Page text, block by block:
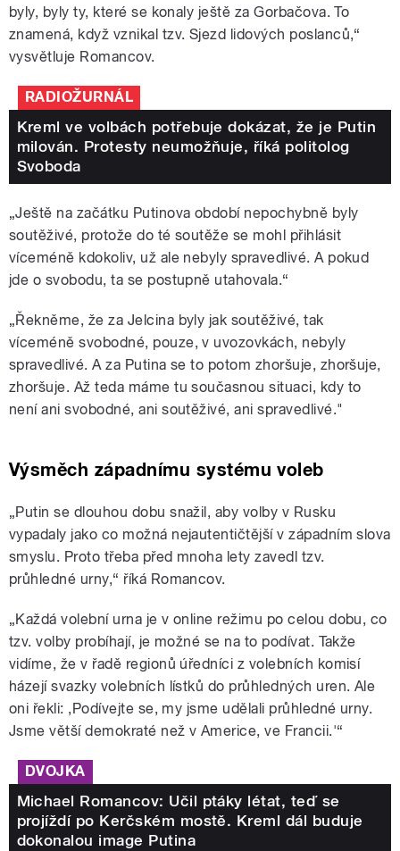
byly, byly ty, které se konaly ještě za Gorbačova. To
znamená, když vznikal tzv. Sjezd lidových poslanců,“
vysvětluje Romancov.
RADIOŽURNÁL
Kreml ve volbách potřebuje dokázat, že je Putin
milován. Protesty neumožňuje, říká politolog
Svoboda
„Ještě na začátku Putinova období nepochybně byly
soutěživé, protože do té soutěže se mohl přihlásit
víceméně kdokoliv, už ale nebyly spravedlivé. A pokud
jde o svobodu, ta se postupně utahovala.“
„Řekněme, že za Jelcina byly jak soutěživé, tak
víceméně svobodné, pouze, v uvozovkách, nebyly
spravedlivé. A za Putina se to potom zhoršuje, zhoršuje,
zhoršuje. Až teda máme tu současnou situaci, kdy to
není ani svobodné, ani soutěživé, ani spravedlivé."
Výsměch západnímu systému voleb
„Putin se dlouhou dobu snažil, aby volby v Rusku
vypadaly jako co možná nejautentičtější v západním slova
smyslu. Proto třeba před mnoha lety zavedl tzv.
průhledné urny,“ říká Romancov.
„Každá volební urna je v online režimu po celou dobu, co
tzv. volby probíhají, je možné se na to podívat. Takže
vidíme, že v řadě regionů úředníci z volebních komisí
házejí svazky volebních lístků do průhledných uren. Ale
oni řekli: ,Podívejte se, my jsme udělali průhledné urny.
Jsme větší demokraté než v Americe, ve Francii.'“
DVOJKA
Michael Romancov: Učil ptáky létat, teď se
projíždí po Kerčském mostě. Kreml dál buduje
dokonalou image Putina